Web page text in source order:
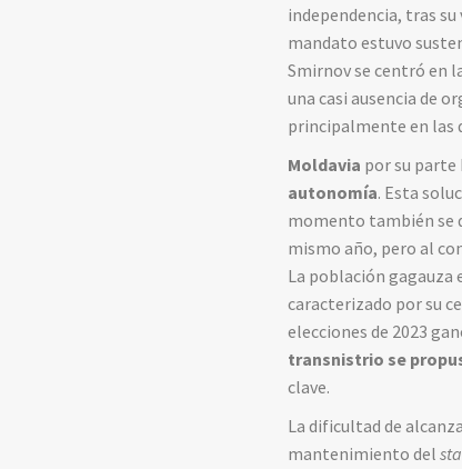
independencia, tras
mandato estuvo
Smirnov se centró en
una casi ausencia de
principalmente en las
Moldavia por su parte
autonomía. Esta
momento también se
mismo año, pero al
La población gagauza
caracterizado por su
elecciones de 2023
transnistrio se
clave.
La dificultad de
mantenimiento del